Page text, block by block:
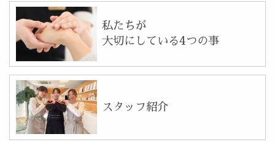
私たちが
大切にしている4つの事
スタッフ紹介